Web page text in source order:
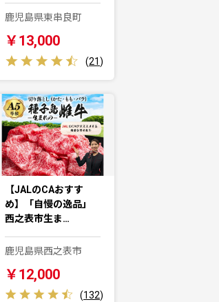
鹿児島県東串良町
￥13,000
(21)
【JALのCAおすす
め】「自慢の逸品」
西之表市生ま…
鹿児島県西之表市
￥12,000
(132)